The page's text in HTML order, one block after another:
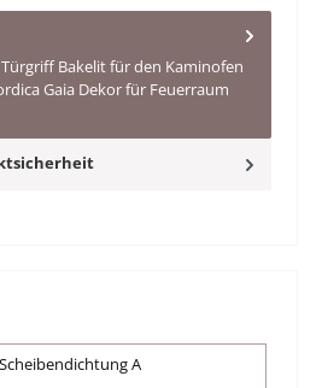
Bakelit für den Kaminofen
Gaia Dekor für Feuerraum